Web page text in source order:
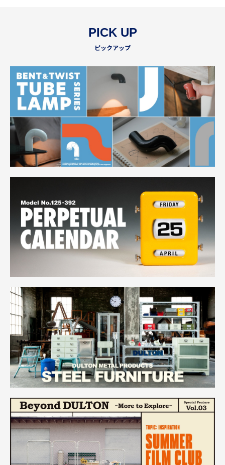
PICK UP
ピックアップ